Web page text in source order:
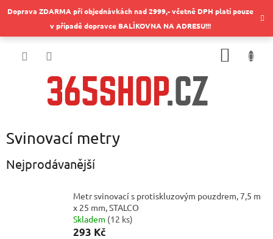
naDoprava ZDARMA při objednávkách nad 2999,- včetně DPH platí pouze
v případě dopravce BALÍKOVNA NA ADRESU!!!
Svinovací metry
Nejprodávanější
Metr svinovací s protiskluzovým pouzdrem, 7,5 m
x 25 mm, STALCO
Skladem (12 ks)
293 Kč